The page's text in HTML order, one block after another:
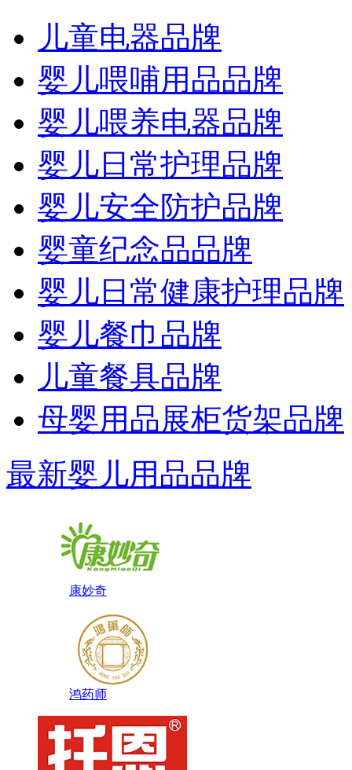
儿童电器品牌
婴儿喂哺用品品牌
婴儿喂养电器品牌
婴儿日常护理品牌
婴儿安全防护品牌
婴童纪念品品牌
婴儿日常健康护理品牌
婴儿餐巾品牌
儿童餐具品牌
母婴用品展柜货架品牌
最新婴儿用品品牌
康妙奇
鸿药师